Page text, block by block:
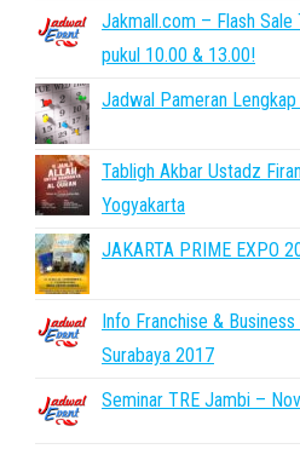
Jakmall.com – Flash Sale
pukul 10.00 & 13.00!
Jadwal Pameran
Tabligh Akbar Ustadz
Yogyakarta
JAKARTA PRIME EXPO
Info Franchise &
Surabaya 2017
Seminar TRE Jambi –